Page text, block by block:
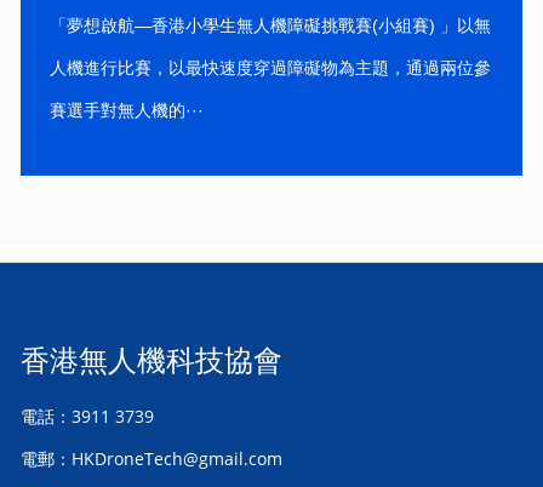
「夢想啟航—香港小學生無人機障礙挑戰賽(小組賽) 」以無
人機進行比賽，以最快速度穿過障礙物為主題，通過兩位參
賽選手對無人機的···
香港無人機科技協會
電話：3911 3739
電郵：HKDroneTech@gmail.com